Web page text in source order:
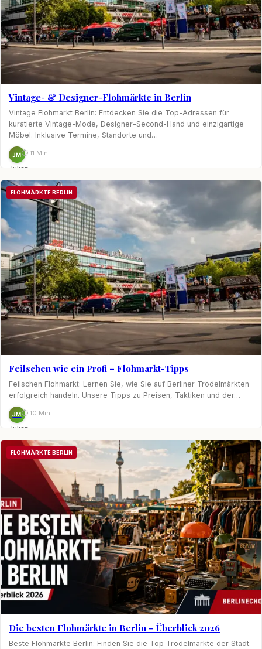
Vintage- & Designer-Flohmärkte in Berlin
Vintage Flohmarkt Berlin: Entdecken Sie die Top-Adressen für
kuratierte Vintage-Mode, Designer-Second-Hand und einzigartige
Möbel. Inklusive Termine, Standorte und…
JM
Julian
Möhring
⏱ 11 Min.
FLOHMÄRKTE BERLIN
Feilschen wie ein Profi – Flohmarkt-Tipps
Feilschen Flohmarkt: Lernen Sie, wie Sie auf Berliner Trödelmärkten
erfolgreich handeln. Unsere Tipps zu Preisen, Taktiken und der…
JM
Julian
⏱ 10 Min.
FLOHMÄRKTE BERLIN
Die besten Flohmärkte in Berlin – Überblick 2026
Beste Flohmärkte Berlin: Finden Sie die Top Trödelmärkte der Stadt.